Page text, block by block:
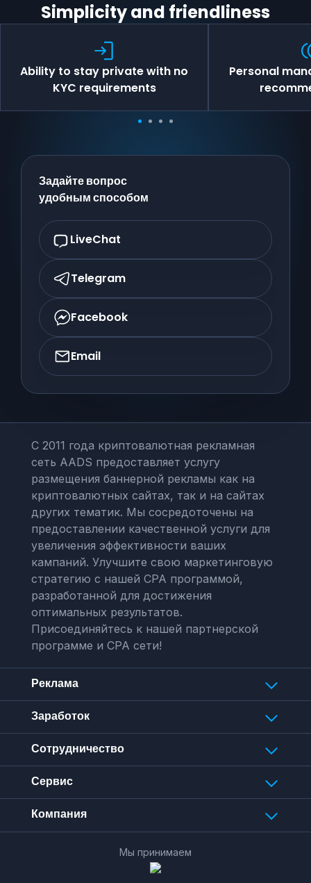
Simplicity and friendliness
Ability to stay private with no
KYC requirements
Personal
Задайте вопрос
удобным способом
LiveChat
Telegram
Facebook
Email
С 2011 года криптовалютная рекламная
сеть AADS предоставляет услугу
размещения баннерной рекламы как на
криптовалютных сайтах, так и на сайтах
других тематик. Мы сосредоточены на
предоставлении качественной услуги для
увеличения эффективности ваших
кампаний. Улучшите свою маркетинговую
стратегию с нашей CPA программой,
разработанной для достижения
оптимальных результатов.
Присоединяйтесь к нашей партнерской
программе и CPA сети!
Реклама
Заработок
Сотрудничество
Сервис
Компания
Мы принимаем